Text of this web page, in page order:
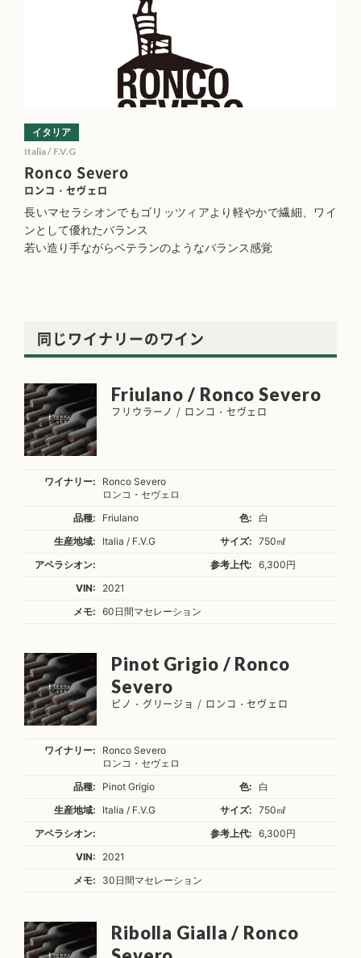
Ronco Severo
ロンコ・セヴェロ
イタリア
Italia / F.V.G
長いマセラシオンでもゴリッツィアより軽やかで繊細、ワイ
ンとして優れたバランス
若い造り手ながらベテランのようなバランス感覚
同じワイナリーのワイン
Friulano / Ronco Severo
フリウラーノ / ロンコ・セヴェロ
ワイナリー:
Ronco Severo
ロンコ・セヴェロ
品種:
Friulano 色:
白
生産地域:
Italia / F.V.G サイズ:
750㎖
アペラシオン:
参考上代:
6,300円
VIN:
2021
メモ:
60日間マセレーション
Pinot Grigio / Ronco
Severo
ピノ・グリージョ / ロンコ・セヴェロ
ワイナリー:
Ronco Severo
ロンコ・セヴェロ
品種:
Pinot Grigio 色:
白
生産地域:
Italia / F.V.G サイズ:
750㎖
アペラシオン:
参考上代:
6,300円
VIN:
2021
メモ:
30日間マセレーション
Ribolla Gialla / Ronco